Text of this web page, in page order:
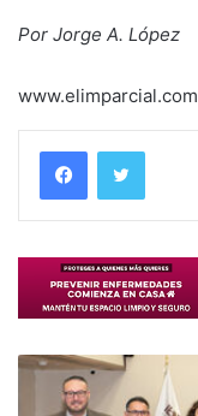
Por Jorge A. López
www.elimparcial.com